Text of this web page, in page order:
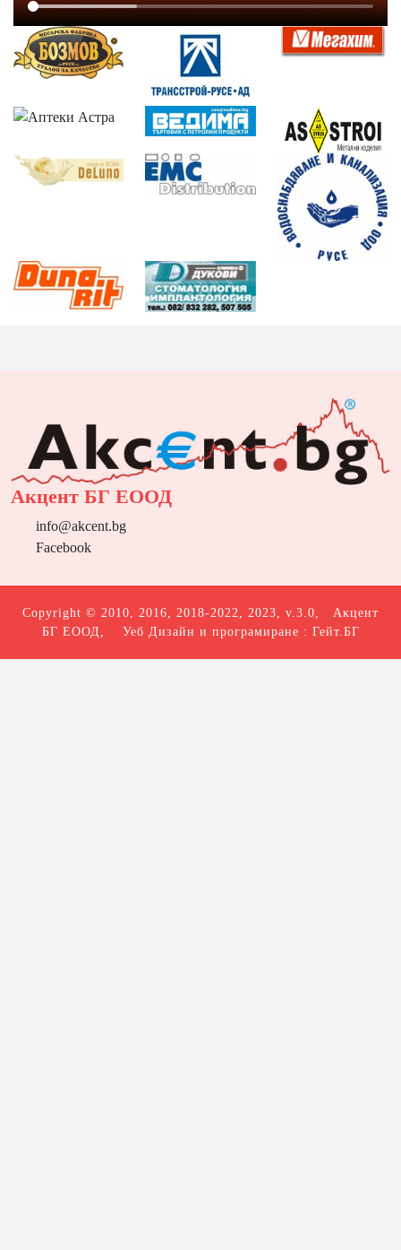
Акцент БГ ЕООД
info@akcent.bg
Facebook
Copyright © 2010, 2016, 2018-2022, 2023, v.3.0, Акцент
БГ ЕООД , Уеб Дизайн и програмиране : Гейт.БГ